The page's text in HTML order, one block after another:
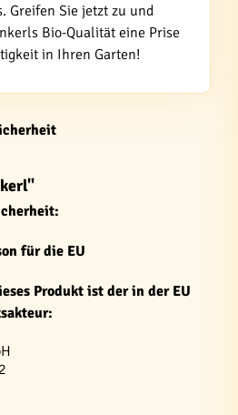
Greifen Sie jetzt zu und
Bio-Qualität eine Prise
in Ihren Garten!
für die EU
Produkt ist der in der EU